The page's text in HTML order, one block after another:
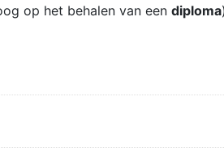
op het behalen van een diploma